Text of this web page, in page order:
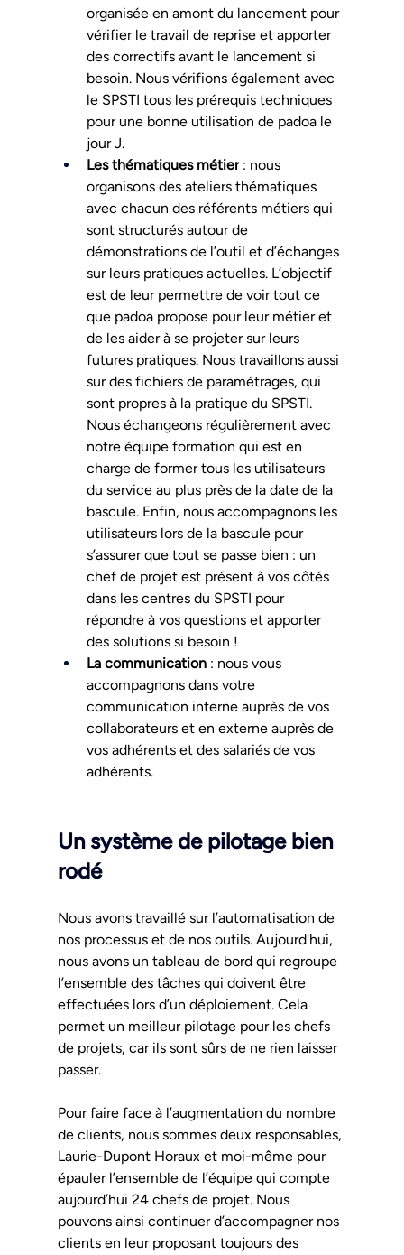
organisée en amont du lancement pour
vérifier le travail de reprise et apporter
des correctifs avant le lancement si
besoin. Nous vérifions également avec
le SPSTI tous les prérequis techniques
pour une bonne utilisation de padoa le
jour J.
Les thématiques métier : nous
organisons des ateliers thématiques
avec chacun des référents métiers qui
sont structurés autour de
démonstrations de l’outil et d’échanges
sur leurs pratiques actuelles. L’objectif
est de leur permettre de voir tout ce
que padoa propose pour leur métier et
de les aider à se projeter sur leurs
futures pratiques. Nous travaillons aussi
sur des fichiers de paramétrages, qui
sont propres à la pratique du SPSTI.
Nous échangeons régulièrement avec
notre équipe formation qui est en
charge de former tous les utilisateurs
du service au plus près de la date de la
bascule. Enfin, nous accompagnons les
utilisateurs lors de la bascule pour
s’assurer que tout se passe bien : un
chef de projet est présent à vos côtés
dans les centres du SPSTI pour
répondre à vos questions et apporter
des solutions si besoin !
La communication : nous vous
accompagnons dans votre
communication interne auprès de vos
collaborateurs et en externe auprès de
vos adhérents et des salariés de vos
adhérents.
Un système de pilotage bien
rodé
Nous avons travaillé sur l’automatisation de
nos processus et de nos outils. Aujourd'hui,
nous avons un tableau de bord qui regroupe
l’ensemble des tâches qui doivent être
effectuées lors d’un déploiement. Cela
permet un meilleur pilotage pour les chefs
de projets, car ils sont sûrs de ne rien laisser
passer.
Pour faire face à l’augmentation du nombre
de clients, nous sommes deux responsables,
Laurie-Dupont Horaux et moi-même pour
épauler l’ensemble de l’équipe qui compte
aujourd’hui 24 chefs de projet. Nous
pouvons ainsi continuer d’accompagner nos
clients en leur proposant toujours des